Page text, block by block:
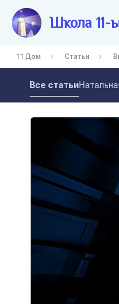
Школа
11 Дом Статьи
Все статьи